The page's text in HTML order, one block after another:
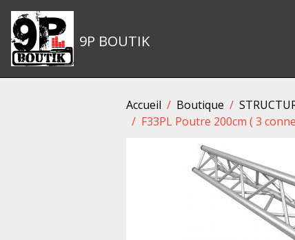
9P BOUTIK
Accueil Boutique
F33PL Poutre 200cm ( 3